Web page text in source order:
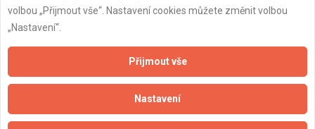
Věk: 32 let
volbou „Přijmout vše“. Nastavení cookies můžete změnit volbou
„Nastavení“.
Přijmout vše
Nastavení